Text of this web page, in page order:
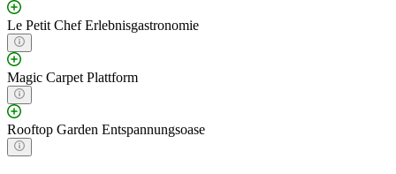
Le Petit Chef Erlebnisgastronomie
Magic Carpet Plattform
Rooftop Garden Entspannungsoase